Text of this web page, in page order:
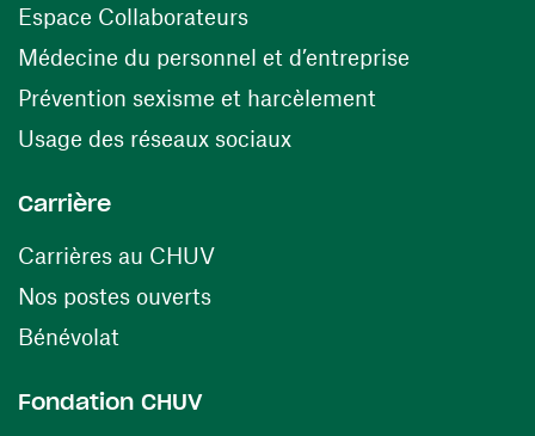
Espace Collaborateurs(opens in a new window)
Médecine du personnel et d’entreprise
Prévention sexisme et harcèlement
Usage des réseaux sociaux(opens in a new
Carrière
Carrières au CHUV(opens in a new window)
Nos postes ouverts(opens in a new window)
Bénévolat
Fondation CHUV